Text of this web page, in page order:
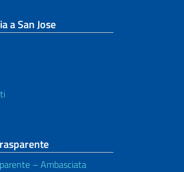
a San Jose
– Ambasciata